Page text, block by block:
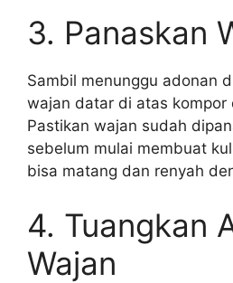
3. Panaskan
Sambil menunggu adonan
wajan datar di atas kompor
Pastikan wajan sudah
sebelum mulai membuat
bisa matang dan renyah
4. Tuangkan
Wajan